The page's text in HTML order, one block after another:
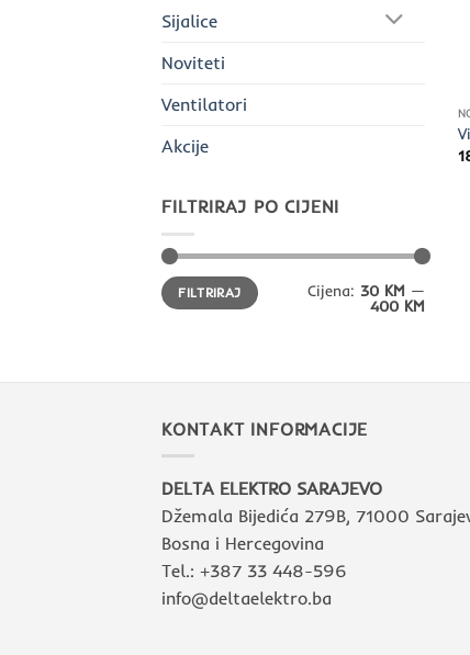
Sijalice
Noviteti
Ventilatori
Akcije
FILTRIRAJ PO CIJENI
Min
cijena
Maks
cijenaFILTRIRAJ Cijena: 30 KM —
400 KM
KONTAKT INFORMACIJE
DELTA ELEKTRO SARAJEVO
Džemala Bijedića 279B, 71000
Bosna i Hercegovina
Tel.: +387 33 448-596
info@deltaelektro.ba